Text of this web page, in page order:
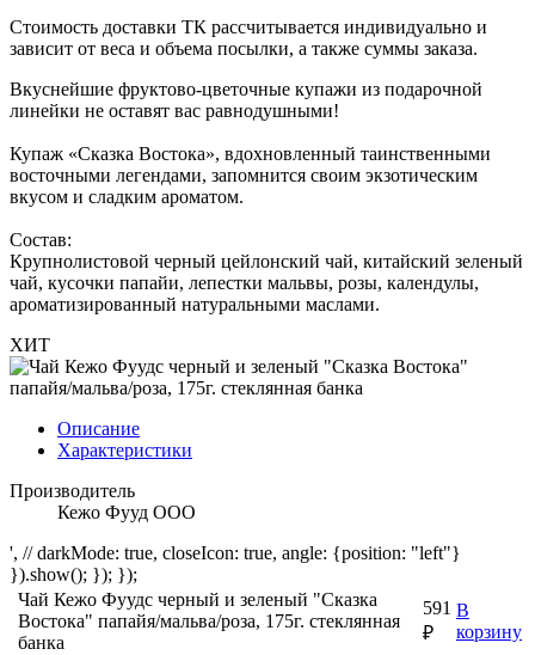
Стоимость доставки ТК рассчитывается индивидуально и
зависит от веса и объема посылки, а также суммы заказа.
Вкуснейшие фруктово-цветочные купажи из подарочной
линейки не оставят вас равнодушными!
Купаж «Сказка Востока», вдохновленный таинственными
восточными легендами, запомнится своим экзотическим
вкусом и сладким ароматом.
Состав:
Крупнолистовой черный цейлонский чай, китайский зеленый
чай, кусочки папайи, лепестки мальвы, розы, календулы,
ароматизированный натуральными маслами.
ХИТ
Описание
Характеристики
Производитель
Кежо Фууд ООО
', // darkMode: true, closeIcon: true, angle: {position: "left"}
}).show(); }); });
Чай Кежо Фуудс черный и зеленый "Сказка
Востока" папайя/мальва/роза, 175г. стеклянная
банка
591
₽
В
корзину